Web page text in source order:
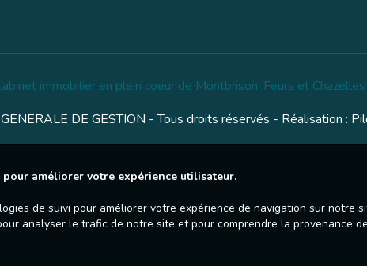
immobilier en plein coeur de Montbrison, Feurs et
DE GESTION - Tous droits réservés - Réalisation :
améliorer votre expérience utilisateur.
de suivi pour améliorer votre expérience de navigation sur notre
analyser le trafic de notre site et pour comprendre la provenance